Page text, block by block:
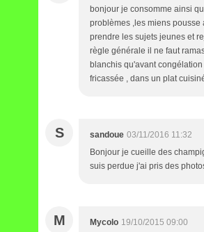
bonjour je consomme ainsi
problèmes ,les miens pousse
prendre les sujets jeunes et
règle générale il ne faut
blanchis qu'avant
fricassée , dans un plat
S sandoue 03/11/2016 11:32
Bonjour je cueille des
suis perdue j'ai pris des
M Mycolo 19/10/2015 09:00